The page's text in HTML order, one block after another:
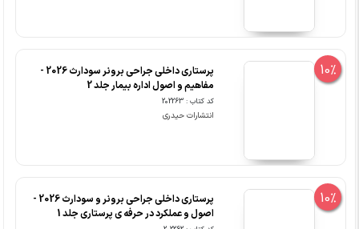
10%
پرستاری داخلی جراحی برونر سودارث 2026 -
مفاهیم و اصول اداره بیمار جلد 2
کد کتاب : 202263
انتشارات حیدری
10%
پرستاری داخلی جراحی برونر و سودارث 2026 -
اصول و عملکرد در حرفه ی پرستاری جلد 1